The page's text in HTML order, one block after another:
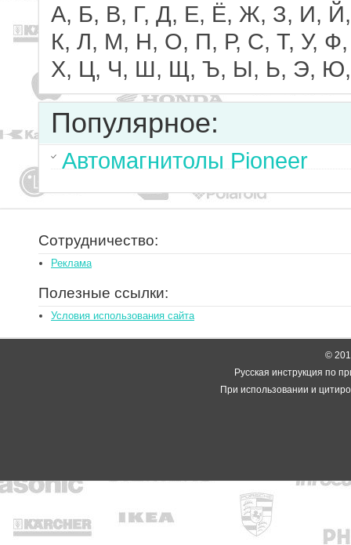
А, Б, В, Г, Д, Е, Ё, Ж, З, И, Й,
К, Л, М, Н, О, П, Р, С, Т, У, Ф,
Х, Ц, Ч, Ш, Щ, Ъ, Ы, Ь, Э,
Популярное:
Автомагнитолы Pioneer
Сотрудничество:
Реклама
Полезные ссылки:
Условия использования сайта
©
Русская инструкция по
При использовании и